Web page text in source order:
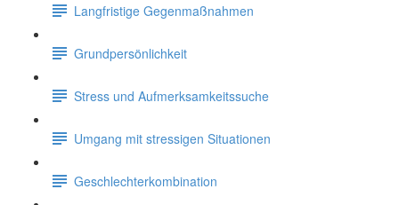
Langfristige Gegenmaßnahmen
Grundpersönlichkeit
Stress und Aufmerksamkeitssuche
Umgang mit stressigen Situationen
Geschlechterkombination